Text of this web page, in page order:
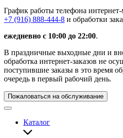
График работы телефона интернет-
+7 (916) 888-444-8 и обработки
ежедневно с 10:00 до 22:00.
В праздничные выходные дни и
обработка интернет-заказов не
поступившие заказы в это время
очередь в первый рабочий день.
Пожаловаться на обслуживание
Каталог